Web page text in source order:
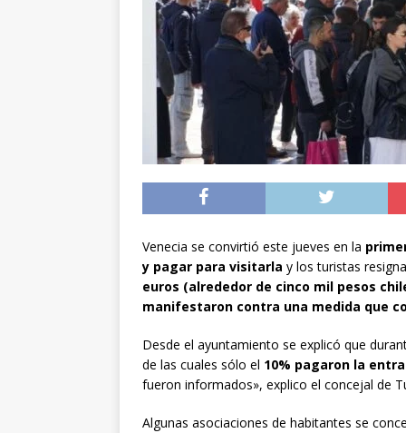
[ 05/08/2026 ]
Iquique
DEPORTES
[ 05/08/2026 ]
público del sector
[ 06/08/2026 ]
El
Venecia se convirtió este jueves en la
y pagar para visitarla y los turistas
euros (alrededor de cinco mil pesos
manifestaron contra una medida que
Desde el ayuntamiento se explicó que
de las cuales sólo el 10% pagaron la
fueron informados», explico el concejal de
Algunas asociaciones de habitantes se